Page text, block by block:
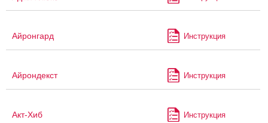
Айронгард Инструкция
Айрондекст Инструкция
Акт-Хиб Инструкция